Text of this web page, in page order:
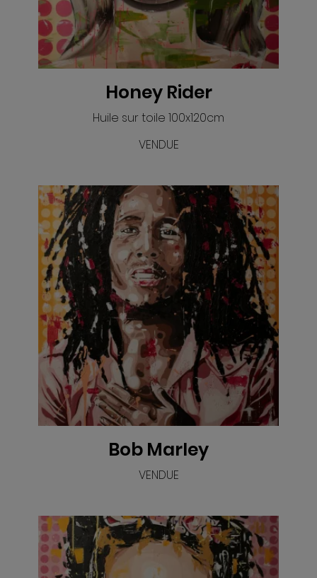
Honey Rider
Huile sur toile 100x120cm
VENDUE
VOIR
Bob Marley
VENDUE
VOIR